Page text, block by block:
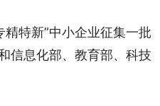
精特新”中小企业征集一批
信息化部、教育部、科技